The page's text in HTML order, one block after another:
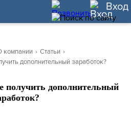
Вход
компании › Статьи ›
дополнительный заработок?
получить дополнительный